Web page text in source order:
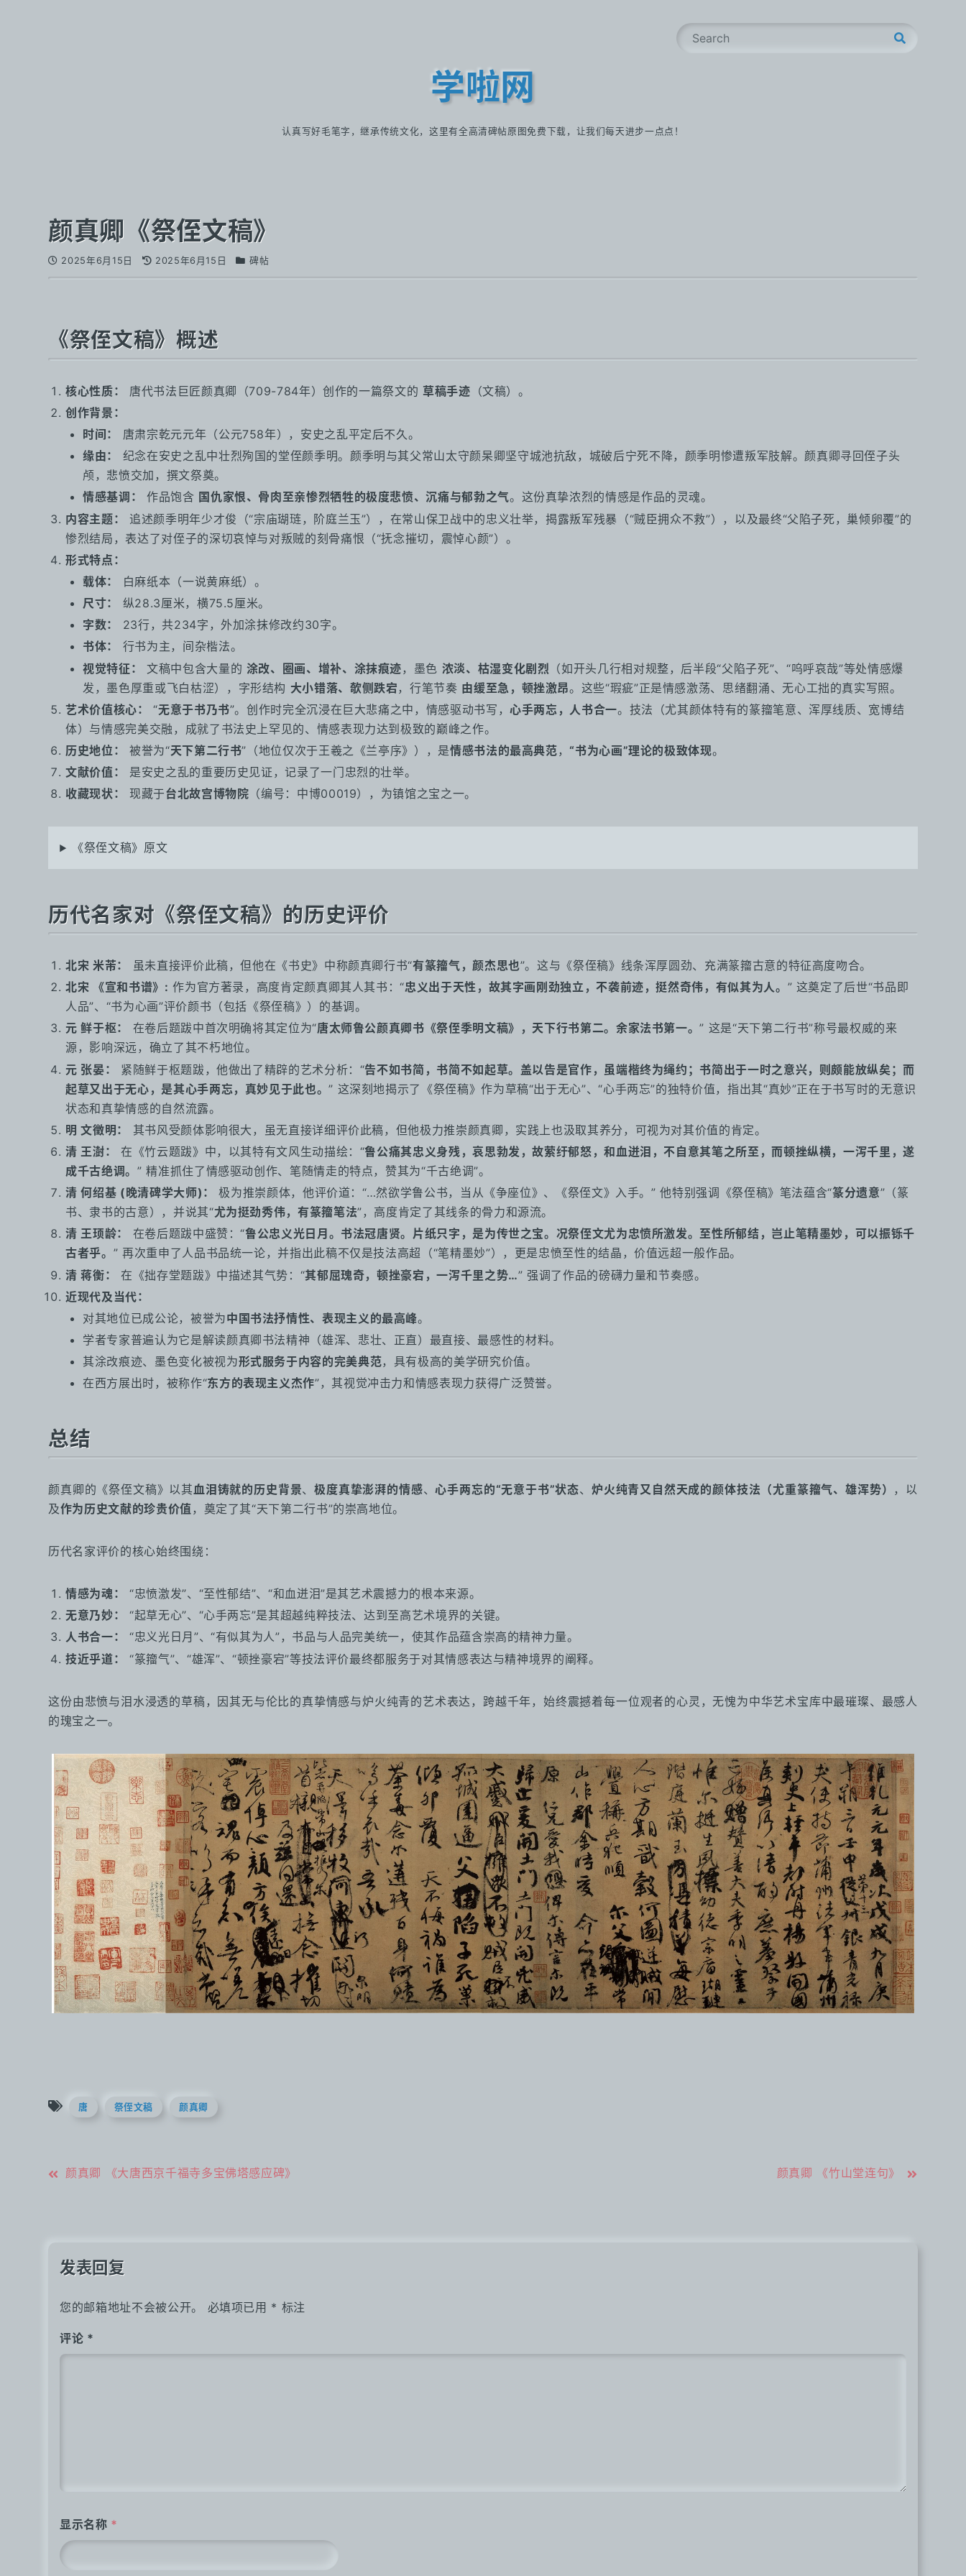
学啦网
认真写好毛笔字，继承传统文化，这里有全高清碑帖原图免费下载，让我们每天进步一点点！
S
h
颜真卿《祭侄文稿》
2025年6月15日 2025年6月15日 碑帖
《祭侄文稿》概述
核心性质： 唐代书法巨匠颜真卿（709-784年）创作的一篇祭文的 草稿手迹 （文稿）。
创作背景：
时间：
唐肃宗乾元元年（公元758年），安史之乱平定后不久。
缘由：
纪念在安史之乱中壮烈殉国的堂侄颜季明。颜季明与其父常山太守颜杲卿坚守城池抗敌，城破后宁死不降，颜季明惨遭叛军肢解。颜真卿寻回侄子头
颅，悲愤交加，撰文祭奠。
情感基调：
作品饱含 国仇家恨、骨肉至亲惨烈牺牲的极度悲愤、沉痛与郁勃之气。这份真挚浓烈的情感是作品的灵魂。
内容主题：
追述颜季明年少才俊（“宗庙瑚琏，阶庭兰玉”），在常山保卫战中的忠义壮举，揭露叛军残暴（“贼臣拥众不救”），以及最终“父陷子死，巢倾卵覆”的
惨烈结局，表达了对侄子的深切哀悼与对叛贼的刻骨痛恨（“抚念摧切，震悼心颜”）。
形式特点：
载体：
白麻纸本（一说黄麻纸）。
尺寸：
纵28.3厘米，横75.5厘米。
字数：
23行，共234字，外加涂抹修改约30字。
书体：
行书为主，间杂楷法。
视觉特征：
文稿中包含大量的 涂改、圈画、增补、涂抹痕迹 ，墨色 浓淡、枯湿变化剧烈 （如开头几行相对规整，后半段“父陷子死”、“呜呼哀哉”等处情感爆
发，墨色厚重或飞白枯涩），字形结构 大小错落、欹侧跌宕 ，行笔节奏 由缓至急，顿挫激昂。这些“瑕疵”正是情感激荡、思绪翻涌、无心工拙的真实写照。
艺术价值核心：
“无意于书乃书”。创作时完全沉浸在巨大悲痛之中，情感驱动书写，心手两忘，人书合一。技法（尤其颜体特有的篆籀笔意、浑厚线质、宽博结
体）与情感完美交融，成就了书法史上罕见的、情感表现力达到极致的巅峰之作。
历史地位：
被誉为“天下第二行书”（地位仅次于王羲之《兰亭序》），是情感书法的最高典范 ， “书为心画”理论的极致体现。
文献价值：
是安史之乱的重要历史见证，记录了一门忠烈的壮举。
收藏现状：
现藏于台北故宫博物院 （编号：中博00019），为镇馆之宝之一。
《祭侄文稿》原文
历代名家对《祭侄文稿》的历史评价
北宋 米芾： 虽未直接评价此稿，但他在《书史》中称颜真卿行书“有篆籀气，颜杰思也”。这与《祭侄稿》线条浑厚圆劲、充满篆籀古意的特征高度吻合。
北宋 《宣和书谱》: 作为官方著录，高度肯定颜真卿其人其书：“忠义出于天性，故其字画刚劲独立，不袭前迹，挺然奇伟，有似其为人。 ” 这奠定了后世“书品即
人品”、“书为心画”评价颜书（包括《祭侄稿》）的基调。
元 鲜于枢：
在卷后题跋中首次明确将其定位为“唐太师鲁公颜真卿书《祭侄季明文稿》，天下行书第二。余家法书第一。” 这是“天下第二行书”称号最权威的来
源，影响深远，确立了其不朽地位。
元 张晏：
紧随鲜于枢题跋，他做出了精辟的艺术分析：“告不如书简，书简不如起草。盖以告是官作，虽端楷终为绳约；书简出于一时之意兴，则颇能放纵矣；而
起草又出于无心，是其心手两忘，真妙见于此也。” 这深刻地揭示了《祭侄稿》作为草稿“出于无心”、“心手两忘”的独特价值，指出其“真妙”正在于书写时的无意识
状态和真挚情感的自然流露。
明 文徵明：
其书风受颜体影响很大，虽无直接详细评价此稿，但他极力推崇颜真卿，实践上也汲取其养分，可视为对其价值的肯定。
清 王澍：
在《竹云题跋》中，以其特有文风生动描绘：“鲁公痛其忠义身残，哀思勃发，故萦纡郁怒，和血迸泪，不自意其笔之所至，而顿挫纵横，一泻千里，遂
成千古绝调。” 精准抓住了情感驱动创作、笔随情走的特点，赞其为“千古绝调”。
清 何绍基 (晚清碑学大师)：
极为推崇颜体，他评价道：“…然欲学鲁公书，当从《争座位》、《祭侄文》入手。” 他特别强调《祭侄稿》笔法蕴含“篆分遗意”（篆
书、隶书的古意），并说其“尤为挺劲秀伟，有篆籀笔法”，高度肯定了其线条的骨力和源流。
清 王顼龄：
在卷后题跋中盛赞：“鲁公忠义光日月。书法冠唐贤。片纸只字，是为传世之宝。况祭侄文尤为忠愤所激发。至性所郁结，岂止笔精墨妙，可以振铄千
古者乎。 ” 再次重申了人品书品统一论，并指出此稿不仅是技法高超（“笔精墨妙”），更是忠愤至性的结晶，价值远超一般作品。
清 蒋衡：
在《拙存堂题跋》中描述其气势：“其郁屈瑰奇，顿挫豪宕，一泻千里之势…” 强调了作品的磅礴力量和节奏感。
近现代及当代：
对其地位已成公论，被誉为中国书法抒情性、表现主义的最高峰。
学者专家普遍认为它是解读颜真卿书法精神（雄浑、悲壮、正直）最直接、最感性的材料。
其涂改痕迹、墨色变化被视为形式服务于内容的完美典范，具有极高的美学研究价值。
在西方展出时，被称作“东方的表现主义杰作”，其视觉冲击力和情感表现力获得广泛赞誉。
总结
颜真卿的《祭侄文稿》以其血泪铸就的历史背景、极度真挚澎湃的情感、心手两忘的“无意于书”状态、 炉火纯青又自然天成的颜体技法（尤重篆籀气、雄浑势）
，以
及作为历史文献的珍贵价值 ，奠定了其“天下第二行书”的崇高地位。
历代名家评价的核心始终围绕：
情感为魂：
“忠愤激发”、“至性郁结”、“和血迸泪”是其艺术震撼力的根本来源。
无意乃妙：
“起草无心”、“心手两忘”是其超越纯粹技法、达到至高艺术境界的关键。
人书合一：
“忠义光日月”、“有似其为人”，书品与人品完美统一，使其作品蕴含崇高的精神力量。
技近乎道：
“篆籀气”、“雄浑”、“顿挫豪宕”等技法评价最终都服务于对其情感表达与精神境界的阐释。
这份由悲愤与泪水浸透的草稿，因其无与伦比的真挚情感与炉火纯青的艺术表达，跨越千年，始终震撼着每一位观者的心灵，无愧为中华艺术宝库中最璀璨、最感人
的瑰宝之一。
唐 祭侄文稿 颜真卿
文
航
颜真卿 《大唐西京千福寺多宝佛塔感应碑》 颜真卿 《竹山堂连句》
发表回复
您的邮箱地址不会被公开。 必填项已用 * 标注
评论 *
显示名称 *